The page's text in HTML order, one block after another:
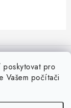
poskytovat pro
Vašem počítači